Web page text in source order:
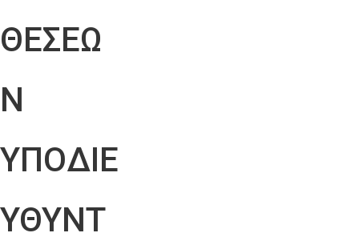
ΘΕΣΕΩ
Ν
ΥΠΟΔΙΕ
ΥΘΥΝΤ